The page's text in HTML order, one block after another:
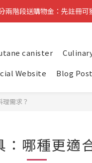
兩階段送購物金：先註冊
兩階段送購物金：先註冊
複製分享連結給朋友
兩階段送購物金：先註冊可
canister
Website
Blog
需求？
哪種更適